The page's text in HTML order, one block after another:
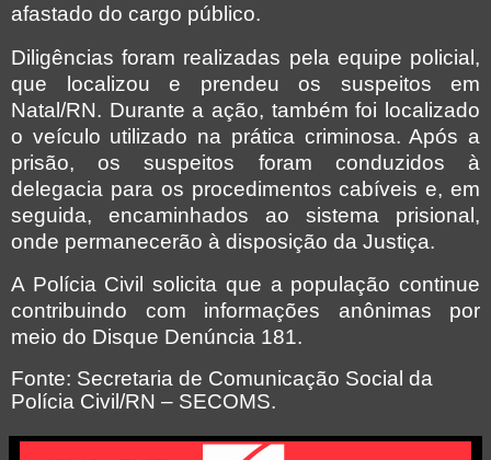
afastado do cargo público.
Diligências foram realizadas pela equipe policial,
que localizou e prendeu os suspeitos em
Natal/RN. Durante a ação, também foi localizado
o veículo utilizado na prática criminosa. Após a
prisão, os suspeitos foram conduzidos à
delegacia para os procedimentos cabíveis e, em
seguida, encaminhados ao sistema prisional,
onde permanecerão à disposição da Justiça.
A Polícia Civil solicita que a população continue
contribuindo com informações anônimas por
meio do Disque Denúncia 181.
Fonte: Secretaria de Comunicação Social da
Polícia Civil/RN – SECOMS.